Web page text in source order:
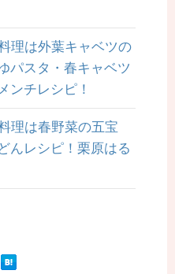
理は外葉キャベツの
パスタ・春キャベツ
ンチレシピ！
理は春野菜の五宝
んレシピ！栗原はる